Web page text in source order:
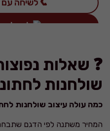
❓ שאלות
שולחנות
כמה עולה עיצוב שולחנות
המחיר משתנה לפי הדגם שתבחרו – בין 100